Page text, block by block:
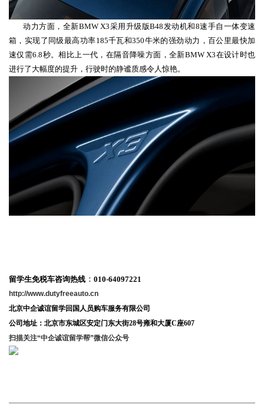
动力方面， 全新BMWX3采用升级版B48发动机和8速手自一体变速
箱 ， 实现了 同级最高功率185千瓦和350牛米的强劲动力，百公里最快加
速仅需6.8秒。相比上一代 ，在隔音降噪方面 ，全新BMW X3在设计时也
进行了大幅度的提升，行驶时的静谧质感令人惊艳。
留学生免税车咨询热线： 010-64097221
http://www.dutyfreeauto.cn
北京中企诚谊留学回国人员购车服务有限公司
公司地址：北京市东城区安定门东大街28号雍和大厦C座607
扫描关注“中企诚谊留学帮”微信公众号